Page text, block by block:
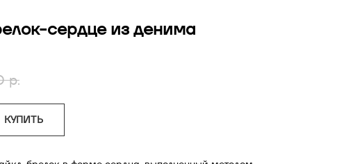
сердце из денима
р.
КУПИТЬ